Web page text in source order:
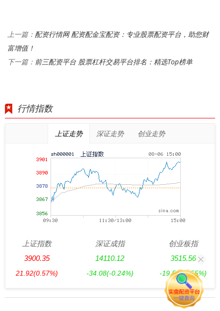
上一篇： 配资行情网 配资配金宝配资：专业股票配资平台，助您财
富增值！
下一篇： 前三配资平台 股票杠杆交易平台排名：精选Top榜单
行情指数
上证走势 深证走势 创业走势
上证指数
3900.35
21.92(0.57%)
深证成指
14110.12
-34.08(-0.24%)
创业板指
3515.56
-19.58(-0.55%)